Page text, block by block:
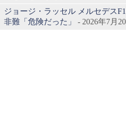
ジョージ・ラッセル メルセデス
非難「危険だった」
- 2026年7月